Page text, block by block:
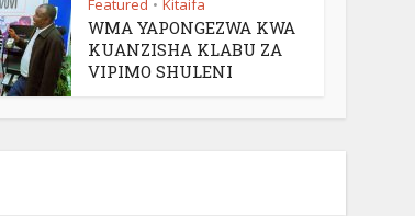
Featured • Kitaifa
WMA YAPONGEZWA KWA
KUANZISHA KLABU ZA
VIPIMO SHULENI